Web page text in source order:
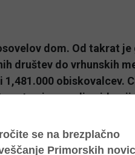
dom. Od takrat
društev do vrhunskih
obiskovalcev.
je zaradi
pa zamaknil na